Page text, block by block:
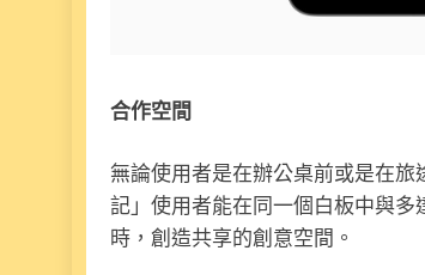
合作空間
無論使用者是在辦公桌前或是在
記」使用者能在同一個白板中與
時，創造共享的創意空間。